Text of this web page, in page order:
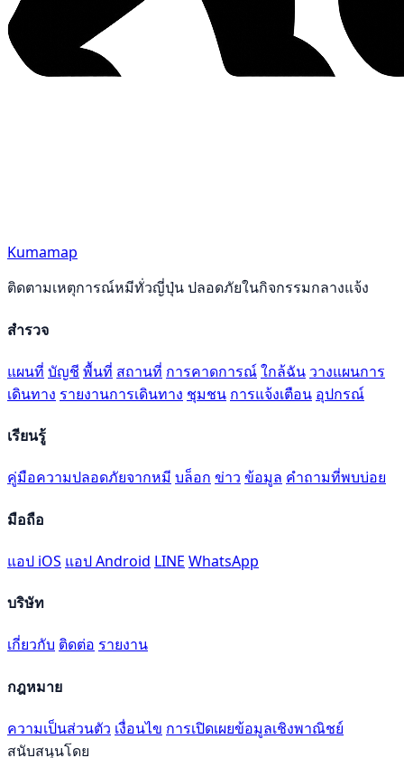
Kumamap
ติดตามเหตุการณ์หมีทั่วญี่ปุ่น ปลอดภัยในกิจกรรมกลางแจ้ง
สำรวจ
แผนที่ บัญชี พื้นที่ สถานที่ การคาดการณ์ใกล้ฉัน วางแผนการ
เดินทาง รายงานการเดินทาง ชุมชน การแจ้งเตือน อุปกรณ์
เรียนรู้
คู่มือความปลอดภัยจากหมี บล็อก ข่าว ข้อมูล คำถามที่พบบ่อย
มือถือ
แอป iOS แอป Android LINE WhatsApp
บริษัท
เกี่ยวกับ ติดต่อ รายงาน
กฎหมาย
ความเป็นส่วนตัว เงื่อนไข การเปิดเผยข้อมูลเชิงพาณิชย์
สนับสนุนโดย